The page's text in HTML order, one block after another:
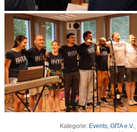
Kategorie: Events, GfTA e.V.